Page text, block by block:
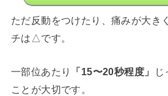
ただ反動をつけたり、痛みが大き
チは△です。
一部位あたり 「15〜20秒程度」
じ
ことが大切です。